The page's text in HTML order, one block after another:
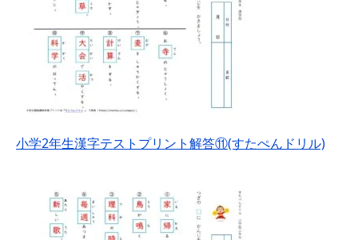
小学2年生漢字テストプリント解答⑪(すたぺんドリル)